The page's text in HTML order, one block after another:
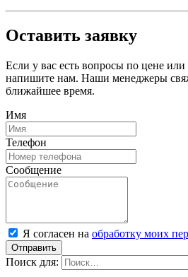
Оставить заявку
Если у вас есть вопросы по цене
напишите нам. Наши менеджеры
ближайшее время.
Имя
Телефон
Сообщение
Я согласен на обработку моих
Отправить
Поиск для: